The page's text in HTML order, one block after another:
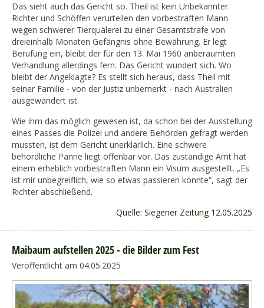
Das sieht auch das Gericht so. Theil ist kein Unbekannter.
Richter und Schöffen verurteilen den vorbestraften Mann
wegen schwerer Tierquälerei zu einer Gesamtstrafe von
dreieinhalb Monaten Gefängnis ohne Bewährung. Er legt
Berufung ein, bleibt der für den 13. Mai 1960 anberaumten
Verhandlung allerdings fern. Das Gericht wundert sich. Wo
bleibt der Angeklagte? Es stellt sich heraus, dass Theil mit
seiner Familie - von der Justiz unbemerkt - nach Australien
ausgewandert ist.
Wie ihm das möglich gewesen ist, da schon bei der Ausstellung
eines Passes die Polizei und andere Behörden gefragt werden
mussten, ist dem Gericht unerklärlich. Eine schwere
behördliche Panne liegt offenbar vor. Das zuständige Amt hat
einem erheblich vorbestraften Mann ein Visum ausgestellt. „Es
ist mir unbegreiflich, wie so etwas passieren konnte“, sagt der
Richter abschließend.
Quelle: Siegener Zeitung 12.05.2025
Maibaum aufstellen 2025 - die Bilder zum Fest
Veröffentlicht am 04.05.2025